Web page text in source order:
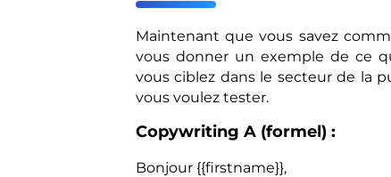
Maintenant que vous savez
vous donner un exemple de ce
vous ciblez dans le secteur de la
vous voulez tester.
Copywriting A (formel) :
Bonjour {{firstname}},